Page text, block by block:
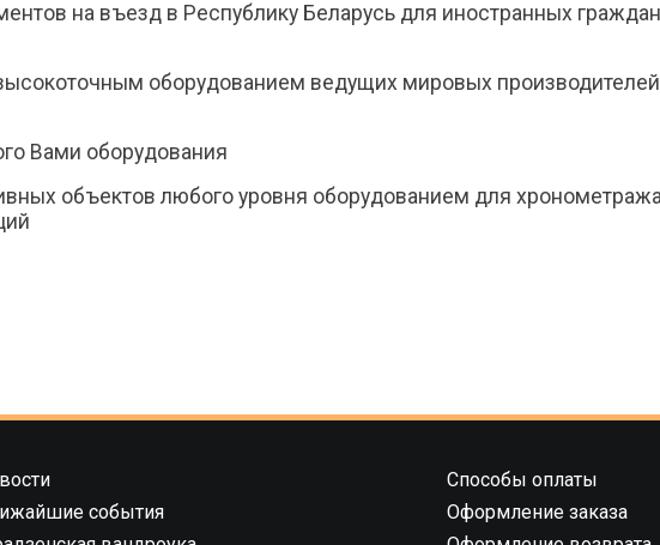
на въезд в Республику Беларусь для иностранных
оборудованием ведущих мировых производителей
Вами оборудования
объектов любого уровня оборудованием для
события
Способы оплаты
Оформление заказа